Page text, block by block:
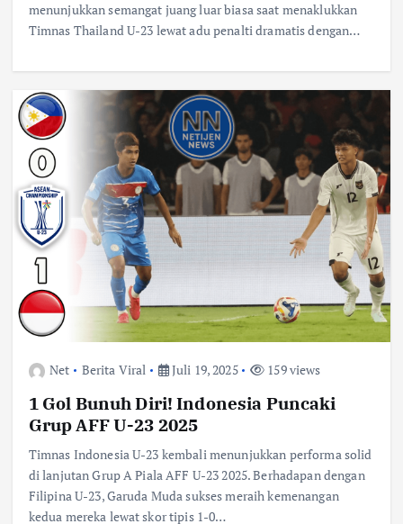
menunjukkan semangat juang luar biasa saat menaklukkan
Timnas Thailand U-23 lewat adu penalti dramatis dengan…
Net Berita Viral Juli 19, 2025 159 views
1 Gol Bunuh Diri! Indonesia Puncaki
Grup AFF U-23 2025
Timnas Indonesia U-23 kembali menunjukkan performa solid
di lanjutan Grup A Piala AFF U-23 2025. Berhadapan dengan
Filipina U-23, Garuda Muda sukses meraih kemenangan
kedua mereka lewat skor tipis 1-0…